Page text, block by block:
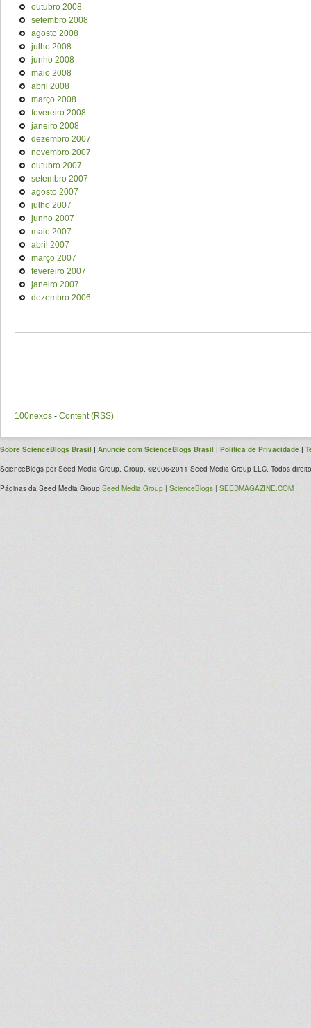
outubro 2008
setembro 2008
agosto 2008
julho 2008
junho 2008
maio 2008
abril 2008
março 2008
fevereiro 2008
janeiro 2008
dezembro 2007
novembro 2007
outubro 2007
setembro 2007
agosto 2007
julho 2007
junho 2007
maio 2007
abril 2007
março 2007
fevereiro 2007
janeiro 2007
dezembro 2006
100nexos - Content (RSS)
Sobre ScienceBlogs Brasil | Anuncie com ScienceBlogs Brasil | Política de Privacidade |
ScienceBlogs por Seed Media Group. Group. ©2006-2011 Seed Media Group LLC. Todos
Páginas da Seed Media Group Seed Media Group | ScienceBlogs | SEEDMAGAZINE.COM